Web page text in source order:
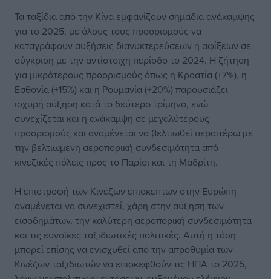
Τα ταξίδια από την Κίνα εμφανίζουν σημάδια ανάκαμψης
για το 2025, με όλους τους προορισμούς να
καταγράφουν αυξήσεις διανυκτερεύσεων ή αφίξεων σε
σύγκριση με την αντίστοιχη περίοδο το 2024. Η ζήτηση
για μικρότερους προορισμούς όπως η Κροατία (+7%), η
Εσθονία (+15%) και η Ρουμανία (+20%) παρουσιάζει
ισχυρή αύξηση κατά το δεύτερο τρίμηνο, ενώ
συνεχίζεται και η ανάκαμψη σε μεγαλύτερους
προορισμούς και αναμένεται να βελτιωθεί περαιτέρω με
την βελτιωμένη αεροπορική συνδεσιμότητα από
κινεζικές πόλεις προς το Παρίσι και τη Μαδρίτη.
Η επιστροφή των Κινέζων επισκεπτών στην Ευρώπη
αναμένεται να συνεχιστεί, χάρη στην αύξηση των
εισοδημάτων, την καλύτερη αεροπορική συνδεσιμότητα
και τις ευνοϊκές ταξιδιωτικές πολιτικές. Αυτή η τάση
μπορεί επίσης να ενισχυθεί από την απροθυμία των
Κινέζων ταξιδιωτών να επισκεφθούν τις ΗΠΑ το 2025,